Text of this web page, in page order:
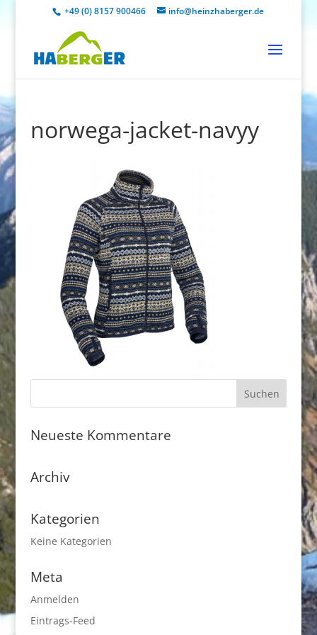
+49 (0) 8157 900466 info@heinzhaberger.de
norwega-jacket-navyy
Neueste Kommentare
Archiv
Kategorien
Keine Kategorien
Meta
Anmelden
Eintrags-Feed